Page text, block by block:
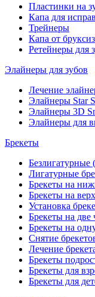
Пластинки на
Капа для
Трейнеры
Капа от
Ретейнеры для
Элайнеры для зубов
Лечение
Элайнеры Star
Элайнеры 3D
Элайнеры для
Брекеты
Лигатурные
Брекеты на
Брекеты на
Установка
Брекеты на две
Брекеты на
Снятие
Лечение
Брекеты
Брекеты для
Брекеты для